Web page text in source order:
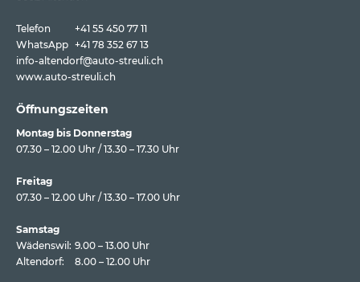
Telefon
+41 55 450 77 11
WhatsApp +41 78 352 67 13
info-altendorf@auto-streuli.ch
www.auto-streuli.ch
Öffnungszeiten
Montag bis Donnerstag
07.30 – 12.00 Uhr / 13.30 – 17.30 Uhr
Freitag
07.30 – 12.00 Uhr / 13.30 – 17.00 Uhr
Samstag
Wädenswil: 9.00 – 13.00 Uhr
Altendorf:
8.00 – 12.00 Uhr